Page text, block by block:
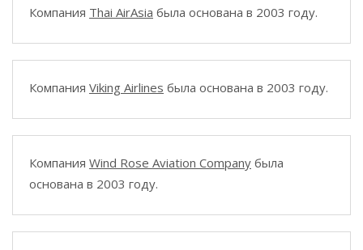
Компания Thai AirAsia была основана в 2003 году.
Компания Viking Airlines была основана в 2003 году.
Компания Wind Rose Aviation Company была
основана в 2003 году.